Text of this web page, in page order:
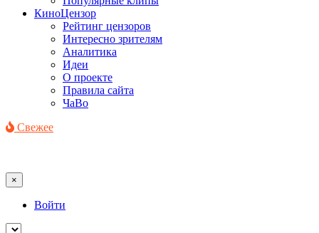
КиноЦензор
Рейтинг цензоров
Интересно зрителям
Аналитика
Идеи
О проекте
Правила сайта
ЧаВо
Свежее
×
Войти